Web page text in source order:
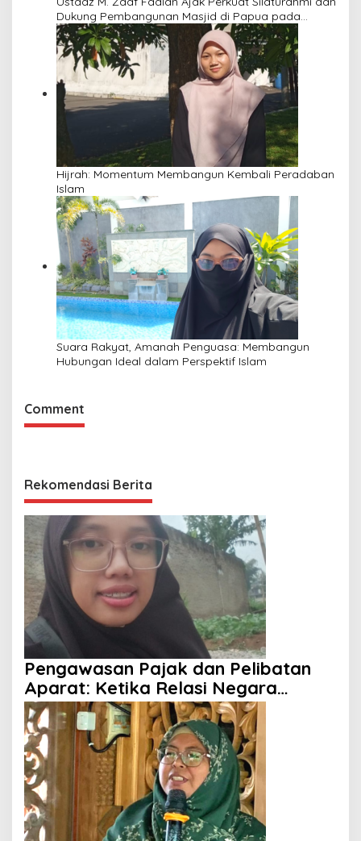
Dukung Pembangunan Masjid di Papua pada
Pengajian Yayasan Alimbas Insan Cita
Hijrah: Momentum Membangun Kembali Peradaban
Islam
Suara Rakyat, Amanah Penguasa: Membangun
Hubungan Ideal dalam Perspektif Islam
Comment
Rekomendasi Berita
Pengawasan Pajak dan Pelibatan
Aparat: Ketika Relasi Negara
dengan Rakyat Dipertanyakan